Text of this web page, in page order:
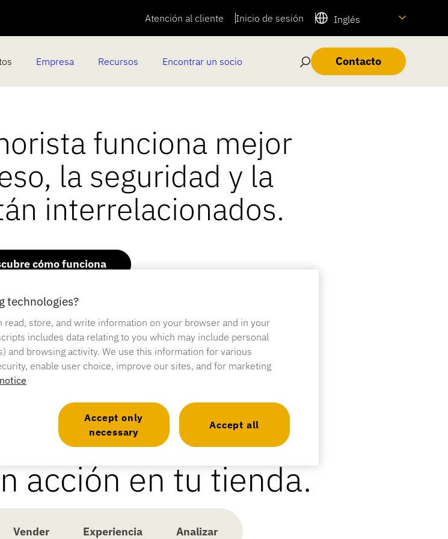
Atención al cliente Inicio de sesión Inglés
Empresa Recursos Encontrar un socio Contacto
funciona mejor
la seguridad y la
interrelacionados.
cómo funciona
acción en tu tienda.
Vender Experiencia Analizar
technologies?
read, store, and write information on your browser and in your
includes data relating to you which may include personal
and browsing activity. We use this information for various
enable user choice, improve our sites, and for marketing
Accept only
necessary
Accept all